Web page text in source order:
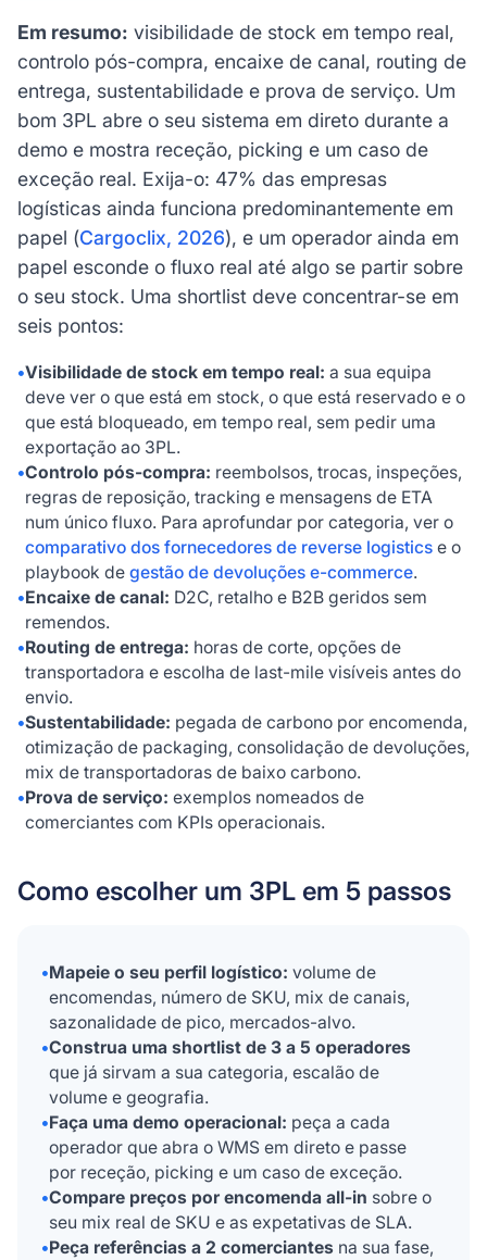
Em resumo: visibilidade de stock em tempo real,
controlo pós-compra, encaixe de canal, routing de
entrega, sustentabilidade e prova de serviço. Um
bom 3PL abre o seu sistema em direto durante a
demo e mostra receção, picking e um caso de
exceção real. Exija-o: 47% das empresas
logísticas ainda funciona predominantemente em
papel (Cargoclix, 2026), e um operador ainda em
papel esconde o fluxo real até algo se partir sobre
o seu stock. Uma shortlist deve concentrar-se em
seis pontos:
•Visibilidade de stock em tempo real: a sua equipa
deve ver o que está em stock, o que está reservado e o
que está bloqueado, em tempo real, sem pedir uma
exportação ao 3PL.
•Controlo pós-compra: reembolsos, trocas, inspeções,
regras de reposição, tracking e mensagens de ETA
num único fluxo. Para aprofundar por categoria, ver o
comparativo dos fornecedores de reverse logisticse o
playbook de gestão de devoluções e-commerce.
•Encaixe de canal: D2C, retalho e B2B geridos sem
remendos.
•Routing de entrega: horas de corte, opções de
transportadora e escolha de last-mile visíveis antes do
envio.
•Sustentabilidade: pegada de carbono por encomenda,
otimização de packaging, consolidação de devoluções,
mix de transportadoras de baixo carbono.
•Prova de serviço: exemplos nomeados de
comerciantes com KPIs operacionais.
Como escolher um 3PL em 5 passos
•Mapeie o seu perfil logístico: volume de
encomendas, número de SKU, mix de canais,
sazonalidade de pico, mercados-alvo.
•Construa uma shortlist de 3 a 5 operadores
que já sirvam a sua categoria, escalão de
volume e geografia.
•Faça uma demo operacional: peça a cada
operador que abra o WMS em direto e passe
por receção, picking e um caso de exceção.
•Compare preços por encomenda all-in sobre o
seu mix real de SKU e as expetativas de SLA.
•Peça referências a 2 comerciantesna sua fase,